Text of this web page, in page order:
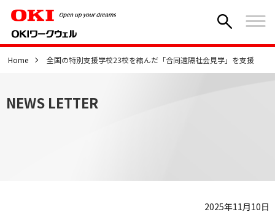
Home 全国の特別支援学校23校を結んだ「合同遠隔社会見学」を支援
NEWS LETTER
2025年11月10日